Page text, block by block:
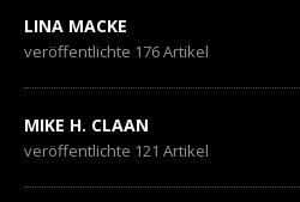
LINA MACKE
veröffentlichte 176 Artikel
MIKE H. CLAAN
veröffentlichte 121 Artikel